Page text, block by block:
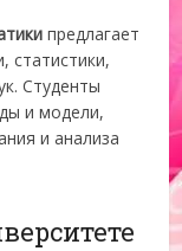
предлагает
статистики,
Студенты
и модели,
и анализа